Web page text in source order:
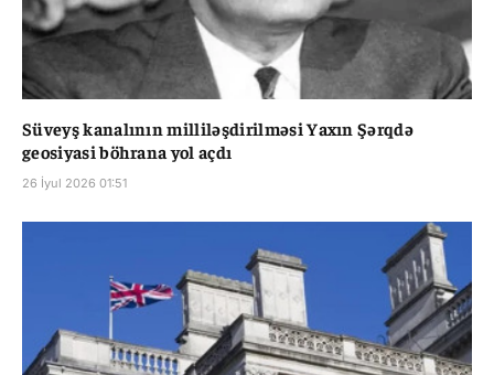
Süveyş kanalının milliləşdirilməsi Yaxın Şərqdə
geosiyasi böhrana yol açdı
26 İyul 2026 01:51